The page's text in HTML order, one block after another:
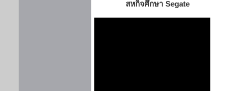
สหกิจศึกษา Segate